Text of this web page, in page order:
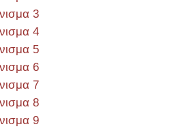
3
4
5
6
7
8
9